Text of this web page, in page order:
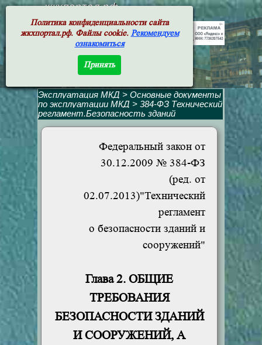
жкхпортал.рф
Эксплуатация МКД > Основные документы
по эксплуатации МКД > 384-ФЗ Технический
регламент.Безопасность зданий
Федеральный закон от
30.12.2009 № 384-ФЗ
(ред. от
02.07.2013)"Технический
регламент
о безопасности зданий и
сооружений"
Глава 2. ОБЩИЕ
ТРЕБОВАНИЯ
БЕЗОПАСНОСТИ ЗДАНИЙ
И СООРУЖЕНИЙ, А
Политика конфиденциальности сайта
жкхпортал.рф. Файлы cookie. Рекомендуем
ознакомиться
Принять